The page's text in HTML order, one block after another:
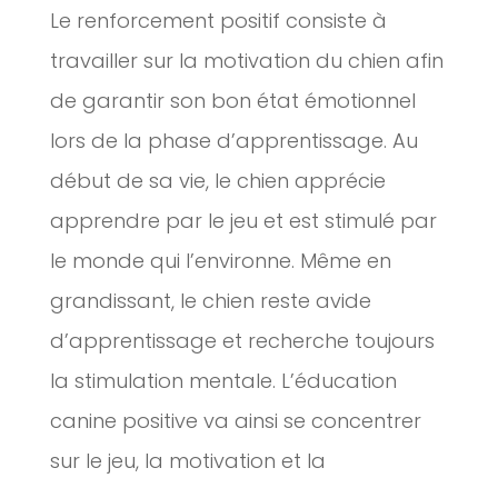
Le renforcement positif consiste à
travailler sur la motivation du chien afin
de garantir son bon état émotionnel
lors de la phase d’apprentissage. Au
début de sa vie, le chien apprécie
apprendre par le jeu et est stimulé par
le monde qui l’environne. Même en
grandissant, le chien reste avide
d’apprentissage et recherche toujours
la stimulation mentale. L’éducation
canine positive va ainsi se concentrer
sur le jeu, la motivation et la